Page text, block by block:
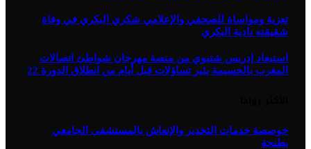
تعزية ومواساة للصحفي والإعلامي شكري البكري في وفاة
شقيقته نادية البكري
استبعاد إدريس شتيوي من منصة مهرجان شواطئ اتصالات
المغرب بالحسيمة يثير تساؤلات قبل أيام من انطلاق الدورة 22
خوصصة خدمات التخدير والإنعاش بالمستشفى الجامعي
بطنجة